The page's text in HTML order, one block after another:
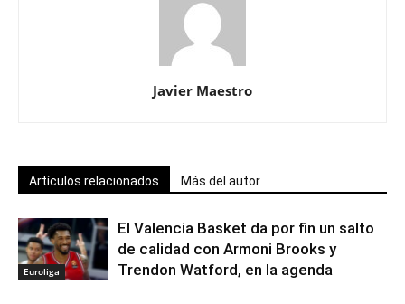
Javier Maestro
Artículos relacionados Más del autor
Euroliga
El Valencia Basket da por fin un salto
de calidad con Armoni Brooks y
Trendon Watford, en la agenda